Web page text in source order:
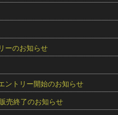
ーのお知らせ
ントリー開始のお知らせ
売終了のお知らせ